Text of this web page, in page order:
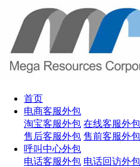
首页
电商客服外包
淘宝客服外包 在线客服外包
售后客服外包 售前客服外包
呼叫中心外包
电话客服外包 电话回访外包